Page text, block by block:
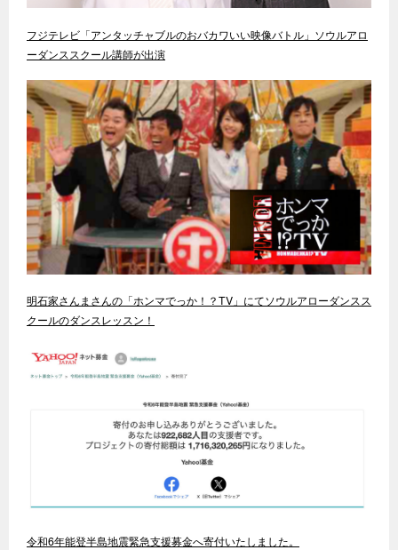
フジテレビ「アンタッチャブルのおバカワいい映像バトル」ソウルアロ
ーダンススクール講師が出演
明石家さんまさんの「ホンマでっか！？TV」にてソウルアローダンスス
クールのダンスレッスン！
令和6年能登半島地震緊急支援募金へ寄付いたしました。